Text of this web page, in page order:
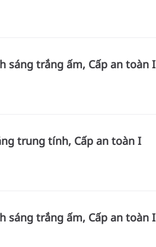
sáng trắng ấm, Cấp an toàn I
trung tính, Cấp an toàn I
sáng trắng ấm, Cấp an toàn I